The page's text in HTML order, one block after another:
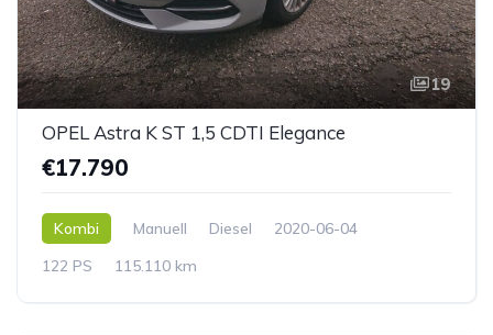
19
OPEL Astra K ST 1,5 CDTI Elegance
€17.790
Kombi Manuell Diesel
2020-06-04
122 PS
115.110 km